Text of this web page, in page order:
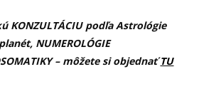
KONZULTÁCIU podľa Astrológie
NUMEROLÓGIE
– môžete si objednaťTU